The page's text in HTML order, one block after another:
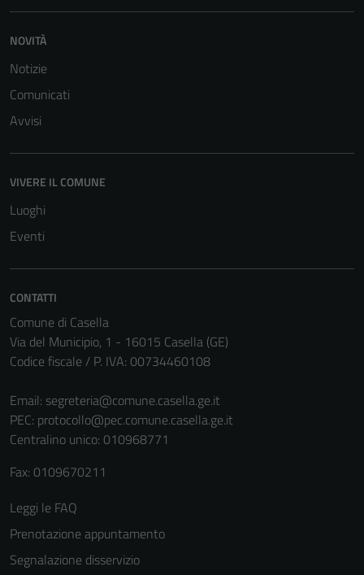
NOVITÀ
Notizie
Comunicati
Avvisi
VIVERE IL COMUNE
Luoghi
Eventi
CONTATTI
Comune di Casella
Via del Municipio, 1 - 16015 Casella (GE)
Codice fiscale / P. IVA: 00734460108
Email: segreteria@comune.casella.ge.it
PEC: protocollo@pec.comune.casella.ge.it
Centralino unico: 010968771
Fax: 0109670211
Leggi le FAQ
Prenotazione appuntamento
Segnalazione disservizio
Tecnici
sono necessari
per il